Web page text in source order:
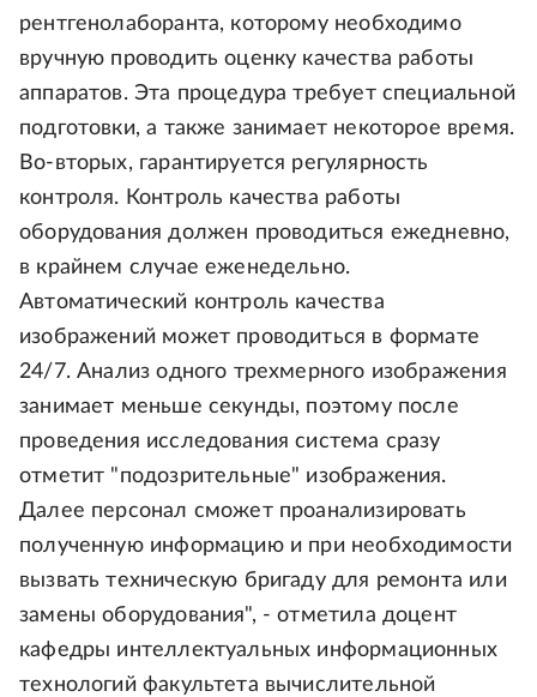
рентгенолаборанта, которому необходимо
вручную проводить оценку качества работы
аппаратов. Эта процедура требует специальной
подготовки, а также занимает некоторое время.
Во-вторых, гарантируется регулярность
контроля. Контроль качества работы
оборудования должен проводиться ежедневно,
в крайнем случае еженедельно.
Автоматический контроль качества
изображений может проводиться в формате
24/7. Анализ одного трехмерного изображения
занимает меньше секунды, поэтому после
проведения исследования система сразу
отметит "подозрительные" изображения.
Далее персонал сможет проанализировать
полученную информацию и при необходимости
вызвать техническую бригаду для ремонта или
замены оборудования", - отметила доцент
кафедры интеллектуальных информационных
технологий факультета вычислительной